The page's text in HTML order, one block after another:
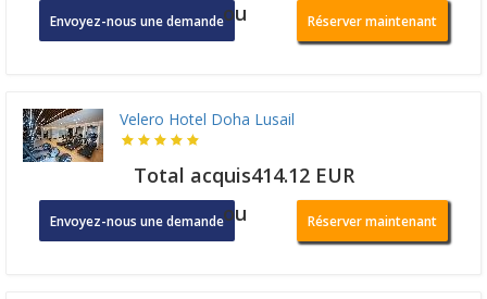
Envoyez-nous une demandeou Réserver maintenant
Velero Hotel Doha Lusail
Total acquis414.12 EUR
Envoyez-nous une demandeou Réserver maintenant